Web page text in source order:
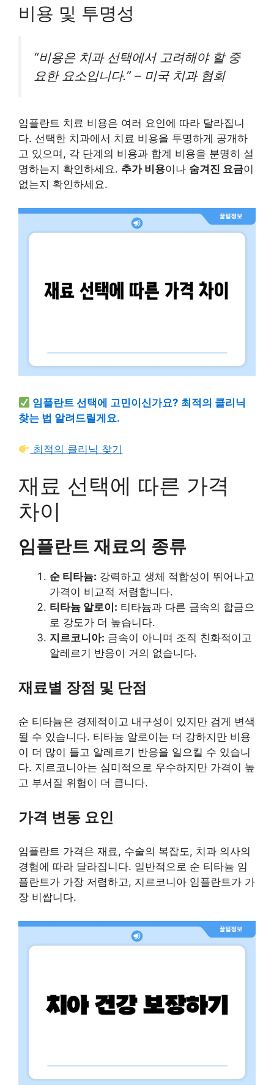
비용 및 투명성
“비용은 치과 선택에서 고려해야 할 중
요한 요소입니다.” – 미국 치과 협회
임플란트 치료 비용은 여러 요인에 따라 달라집니
다. 선택한 치과에서 치료 비용을 투명하게 공개하
고 있으며, 각 단계의 비용과 합계 비용을 분명히 설
명하는지 확인하세요. 추가 비용이나 숨겨진 요금이
없는지 확인하세요.
임플란트 선택에 고민이신가요? 최적의 클리닉
찾는 법 알려드릴게요.
최적의 클리닉 찾기
재료 선택에 따른 가격
차이
임플란트 재료의 종류
순 티타늄: 강력하고 생체 적합성이 뛰어나고
가격이 비교적 저렴합니다.
티타늄 알로이: 티타늄과 다른 금속의 합금으
로 강도가 더 높습니다.
지르코니아: 금속이 아니며 조직 친화적이고
알레르기 반응이 거의 없습니다.
재료별 장점 및 단점
순 티타늄은 경제적이고 내구성이 있지만 검게 변색
될 수 있습니다. 티타늄 알로이는 더 강하지만 비용
이 더 많이 들고 알레르기 반응을 일으킬 수 있습니
다. 지르코니아는 심미적으로 우수하지만 가격이 높
고 부서질 위험이 더 큽니다.
가격 변동 요인
임플란트 가격은 재료, 수술의 복잡도, 치과 의사의
경험에 따라 달라집니다. 일반적으로 순 티타늄 임
플란트가 가장 저렴하고, 지르코니아 임플란트가 가
장 비쌉니다.